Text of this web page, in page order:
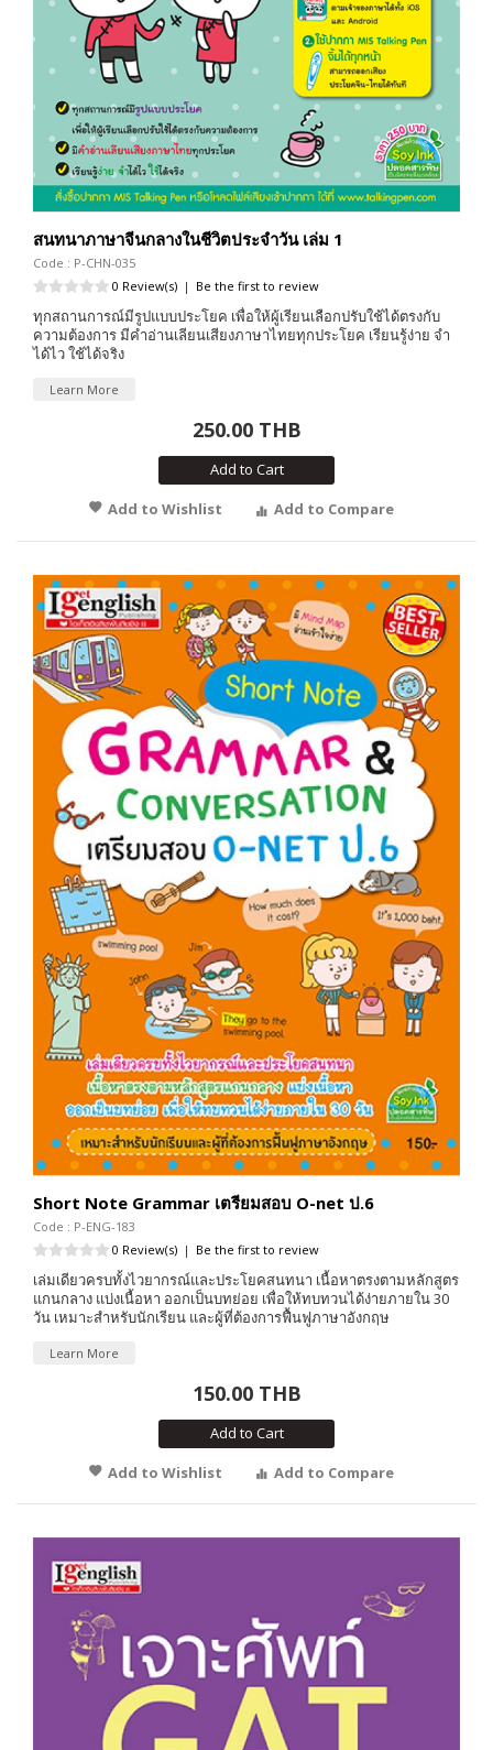
สนทนาภาษาจีนกลางในชีวิตประจำวัน เล่ม 1
Code : P-CHN-035
0 Review(s) | Be the first to review
ทุกสถานการณ์มีรูปแบบประโยค เพื่อให้ผู้เรียนเลือกปรับใช้ได้ตรงกับ
ความต้องการ มีคำอ่านเลียนเสียงภาษาไทยทุกประโยค เรียนรู้ง่าย จำ
ได้ไว ใช้ได้จริง
Learn More
250.00 THB
Add to Cart
Add to Wishlist
Add to Compare
Short Note Grammar เตรียมสอบ O-net ป.6
Code : P-ENG-183
0 Review(s) | Be the first to review
เล่มเดียวครบทั้งไวยากรณ์และประโยคสนทนา เนื้อหาตรงตามหลักสูตร
แกนกลาง แบ่งเนื้อหา ออกเป็นบทย่อย เพื่อให้ทบทวนได้ง่ายภายใน 30
วัน เหมาะสำหรับนักเรียน และผู้ที่ต้องการฟื้นฟูภาษาอังกฤษ
Learn More
150.00 THB
Add to Cart
Add to Wishlist
Add to Compare